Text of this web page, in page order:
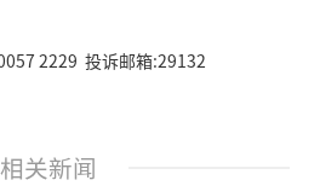
2229 投诉邮箱:29132
相关新闻